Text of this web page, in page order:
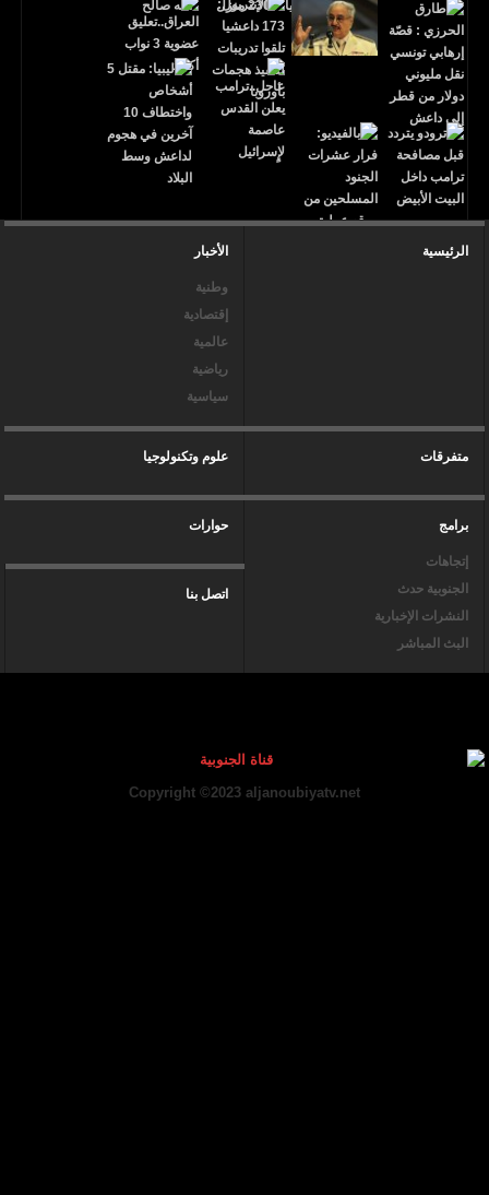
الرئيسية الأخبار
وطنية
إقتصادية
عالمية
رياضية
سياسية
متفرقات علوم وتكنولوجيا
برامج
إتجاهات
الجنوبية حدث
النشرات الإخبارية
البث المباشر
حوارات
اتصل بنا
Copyright ©2023 aljanoubiyatv.net